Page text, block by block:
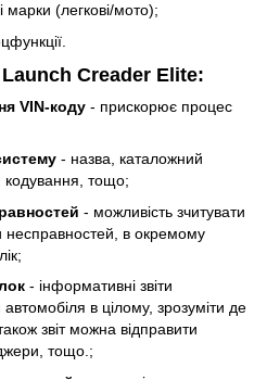
марки (легкові/мото);
Creader Elite:
VIN-коду - прискорює процес
- назва, каталожний
кодування, тощо;
- можливість зчитувати
в окремому
- інформативні звіти
в цілому, зрозуміти де
звіт можна відправити
тощо.;